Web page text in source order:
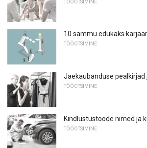
TÖÖOTSIMINE
10 sammu edukaks
TÖÖOTSIMINE
Jaekaubanduse pealkirjad
TÖÖOTSIMINE
Kindlustustööde nimed ja
TÖÖOTSIMINE